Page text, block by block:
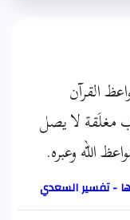
القرآن
مغلَقة لا يصل
الله وعبره.
- تفسير السعدي